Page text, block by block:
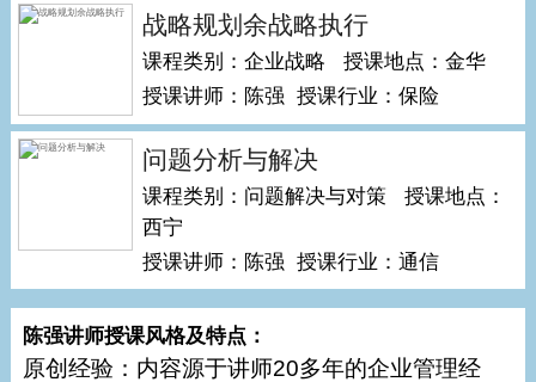
战略规划余战略执行
课程类别：企业战略 授课地点：金华
授课讲师：陈强 授课行业：保险
问题分析与解决
课程类别：问题解决与对策 授课地点：
西宁
授课讲师：陈强 授课行业：通信
陈强讲师授课风格及特点：
原创经验：内容源于讲师20多年的企业管理经